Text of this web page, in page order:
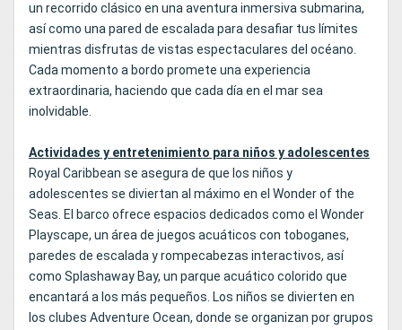
un recorrido clásico en una aventura inmersiva submarina,
así como una pared de escalada para desafiar tus límites
mientras disfrutas de vistas espectaculares del océano.
Cada momento a bordo promete una experiencia
extraordinaria, haciendo que cada día en el mar sea
inolvidable.
Actividades y entretenimiento para niños y adolescentes
Royal Caribbean se asegura de que los niños y
adolescentes se diviertan al máximo en el Wonder of the
Seas. El barco ofrece espacios dedicados como el Wonder
Playscape, un área de juegos acuáticos con toboganes,
paredes de escalada y rompecabezas interactivos, así
como Splashaway Bay, un parque acuático colorido que
encantará a los más pequeños. Los niños se divierten en
los clubes Adventure Ocean, donde se organizan por grupos